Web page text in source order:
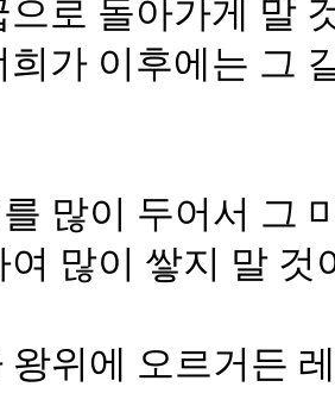
으로 돌아가게 말
희가 이후에는 그
를 많이 두어서 그
여 많이 쌓지 말 것
왕위에 오르거든